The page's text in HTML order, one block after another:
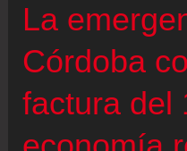
a
juicio
La
Córdoba
factura del